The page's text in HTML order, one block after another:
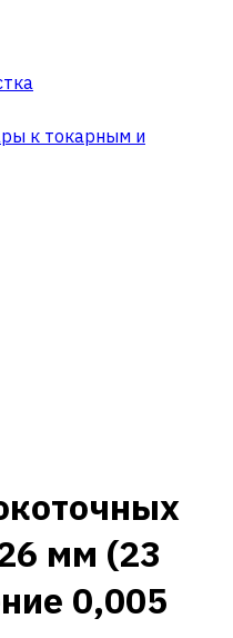
к токарным и
мм (23
0,005